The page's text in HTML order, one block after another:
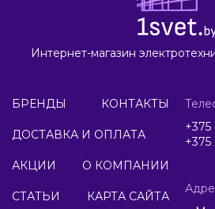
Интернет-магазин
БРЕНДЫ КОНТАКТЫ
ДОСТАВКА И ОПЛАТА
АКЦИИ О КОМПАНИИ
СТАТЬИ КАРТА САЙТА
+375
+375